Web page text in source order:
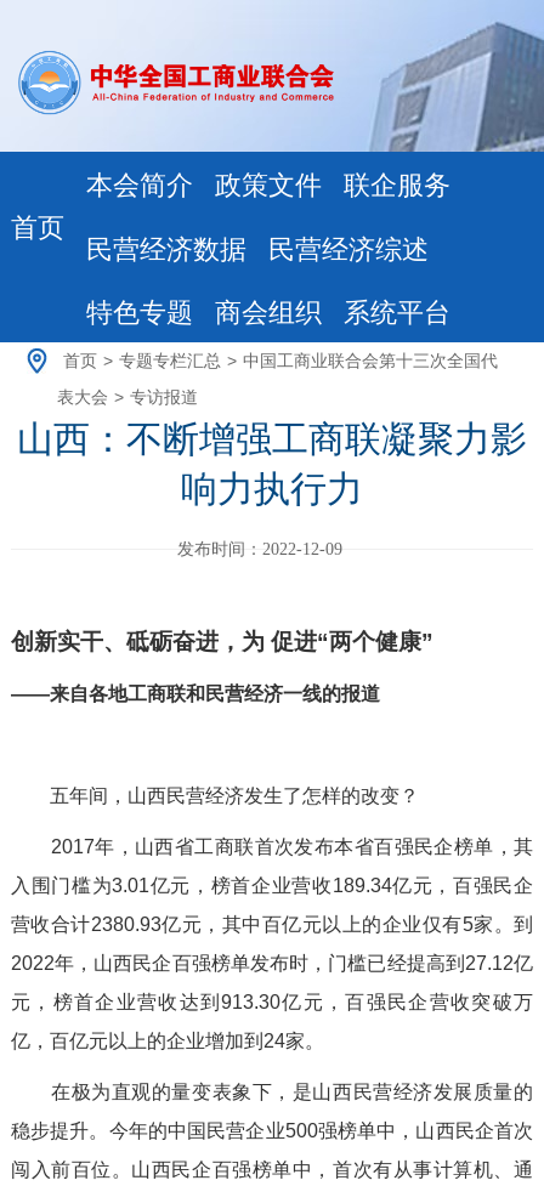
首页
本会简介 政策文件 联企服务
民营经济数据 民营经济综述
特色专题 商会组织 系统平台
首页 > 专题专栏汇总 > 中国工商业联合会第十三次全国代
表大会 > 专访报道
山西：不断增强工商联凝聚力影
响力执行力
发布时间：2022-12-09
创新实干、砥砺奋进，为 促进“两个健康”
——来自各地工商联和民营经济一线的报道
五年间，山西民营经济发生了怎样的改变？
2017年，山西省工商联首次发布本省百强民企榜单，其
入围门槛为3.01亿元，榜首企业营收189.34亿元，百强民企
营收合计2380.93亿元，其中百亿元以上的企业仅有5家。到
2022年，山西民企百强榜单发布时，门槛已经提高到27.12亿
元，榜首企业营收达到913.30亿元，百强民企营收突破万
亿，百亿元以上的企业增加到24家。
在极为直观的量变表象下，是山西民营经济发展质量的
稳步提升。今年的中国民营企业500强榜单中，山西民企首次
闯入前百位。山西民企百强榜单中，首次有从事计算机、通